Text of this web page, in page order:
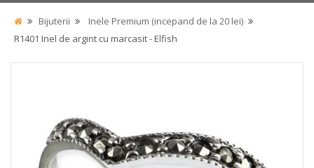
Bijuterii
Inele Premium (incepand de la 20 lei)
R1401 Inel de argint cu marcasit - Elfish